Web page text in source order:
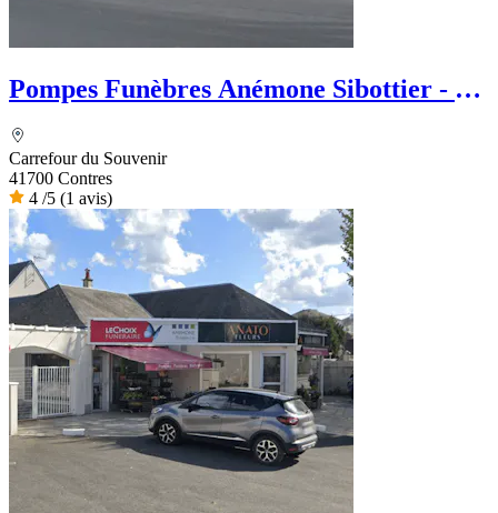
Pompes Funèbres Anémone Sibottier - Le
Carrefour du Souvenir
41700 Contres
4 /5 (1 avis)